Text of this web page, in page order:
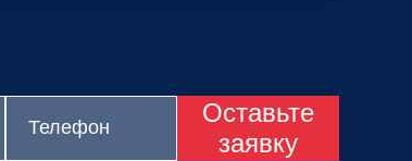
Оставьте
заявку